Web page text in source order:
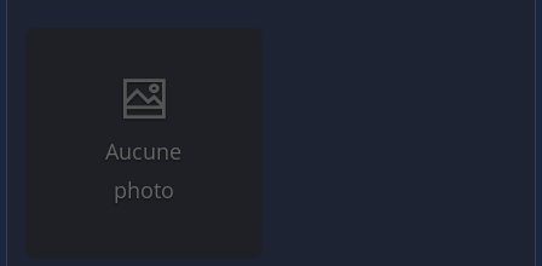
Aucune
photo